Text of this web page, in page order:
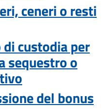
ceneri o resti
custodia per
sequestro o
del bonus